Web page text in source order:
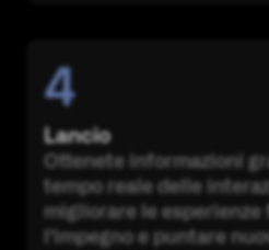
4
Lancio
Ottenete informazioni
tempo reale delle
migliorare le
l'impegno e puntare